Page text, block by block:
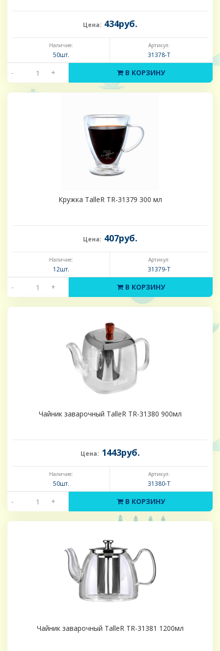
Цена: 434руб.
Наличие:
50шт.
Артикул:
31378-Т
- + В КОРЗИНУ
Кружка TalleR TR-31379 300 мл
Цена: 407руб.
Наличие:
12шт.
Артикул:
31379-Т
- + В КОРЗИНУ
Чайник заварочный TalleR TR-31380 900мл
Цена: 1443руб.
Наличие:
50шт.
Артикул:
31380-Т
- + В КОРЗИНУ
Чайник заварочный TalleR TR-31381 1200мл